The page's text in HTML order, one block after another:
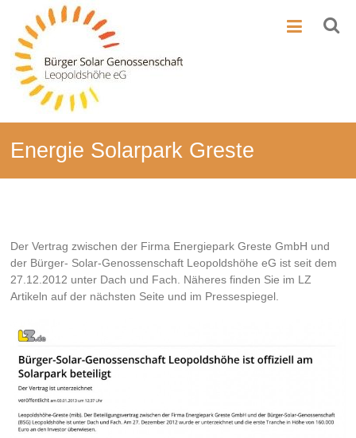
Inhalt
springen
BSG-
Leo
Bürger-
Solar-
Genossenschaft
Leopoldshöhe
Energie Solarpark Greste
Der Vertrag zwischen der Firma Energiepark Greste GmbH und
der Bürger- Solar-Genossenschaft Leopoldshöhe eG ist seit dem
27.12.2012 unter Dach und Fach. Näheres finden Sie im LZ
Artikeln auf der nächsten Seite und im Pressespiegel.